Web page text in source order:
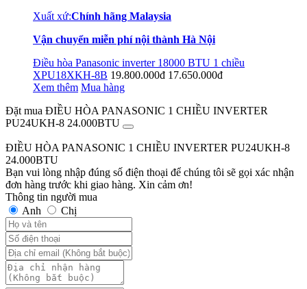
Xuất xứ:Chính hãng Malaysia
Vận chuyển miễn phí nội thành Hà Nội
Điều hòa Panasonic inverter 18000 BTU 1 chiều
XPU18XKH-8B 19.800.000đ 17.650.000đ
Xem thêm Mua hàng
Đặt mua ĐIỀU HÒA PANASONIC 1 CHIỀU INVERTER
PU24UKH-8 24.000BTU
ĐIỀU HÒA PANASONIC 1 CHIỀU INVERTER PU24UKH-8
24.000BTU
Bạn vui lòng nhập đúng số điện thoại để chúng tôi sẽ gọi xác nhận
đơn hàng trước khi giao hàng. Xin cảm ơn!
Thông tin người mua
Anh
Chị